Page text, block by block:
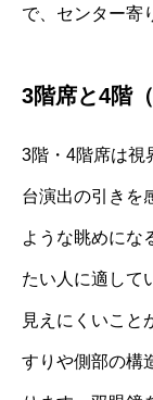
で、センター寄
3階席と4階
3階・4階席は視
台演出の引きを
ような眺めにな
たい人に適して
見えにくいこと
すりや側部の構